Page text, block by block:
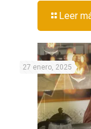
Leer
27 enero, 2025